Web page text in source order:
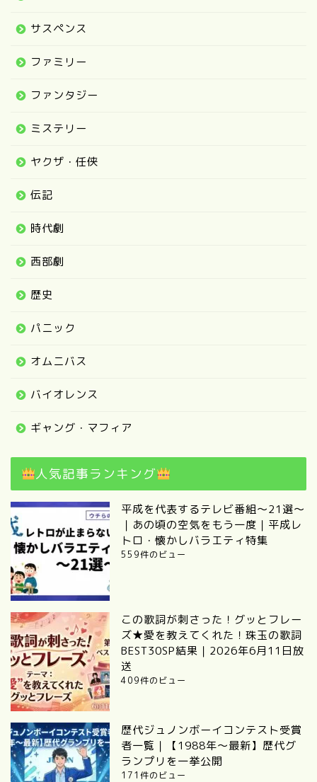
サスペンス
ファミリー
ファンタジー
ミステリー
ヤクザ・任侠
伝記
時代劇
西部劇
歴史
パニック
オムニバス
バイオレンス
ギャング・マフィア
人気記事ランキング
平成を代表するテレビ番組～21選～
｜あの頃の空気をもう一度｜平成レ
トロ・懐かしバラエティ特集
559件のビュー
この歌詞が刺さった！グッとフレー
ズ★愛を教えてくれた！珠玉の歌詞
BEST30SP結果｜2026年6月11日放
送
409件のビュー
歴代ジュノンボーイコンテスト受賞
者一覧｜【1988年〜最新】歴代グ
ランプリを一挙公開
171件のビュー